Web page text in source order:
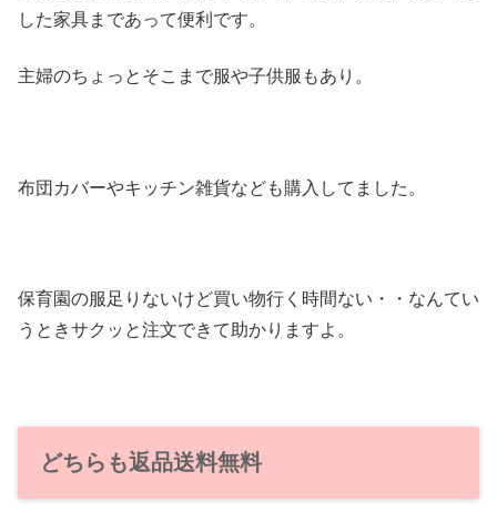
した家具まであって便利です。
主婦のちょっとそこまで服や子供服もあり。
布団カバーやキッチン雑貨なども購入してました。
保育園の服足りないけど買い物行く時間ない・・なんてい
うときサクッと注文できて助かりますよ。
どちらも返品送料無料